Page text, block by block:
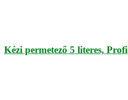
Kézi permetező 5 literes, Profi